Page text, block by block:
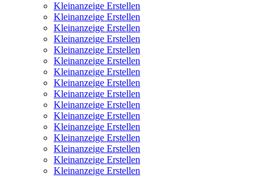
Kleinanzeige Erstellen
Kleinanzeige Erstellen
Kleinanzeige Erstellen
Kleinanzeige Erstellen
Kleinanzeige Erstellen
Kleinanzeige Erstellen
Kleinanzeige Erstellen
Kleinanzeige Erstellen
Kleinanzeige Erstellen
Kleinanzeige Erstellen
Kleinanzeige Erstellen
Kleinanzeige Erstellen
Kleinanzeige Erstellen
Kleinanzeige Erstellen
Kleinanzeige Erstellen
Kleinanzeige Erstellen